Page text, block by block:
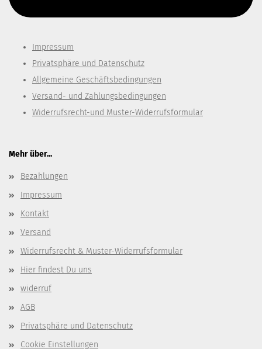
Impressum
Privatsphäre und Datenschutz
Allgemeine Geschäftsbedingungen
Versand- und Zahlungsbedingungen
Widerrufsrecht-und Muster-Widerrufsformular
Mehr über...
Bezahlungen
Impressum
Kontakt
Versand
Widerrufsrecht & Muster-Widerrufsformular
Hier findest Du uns
widerruf
AGB
Privatsphäre und Datenschutz
Cookie Einstellungen